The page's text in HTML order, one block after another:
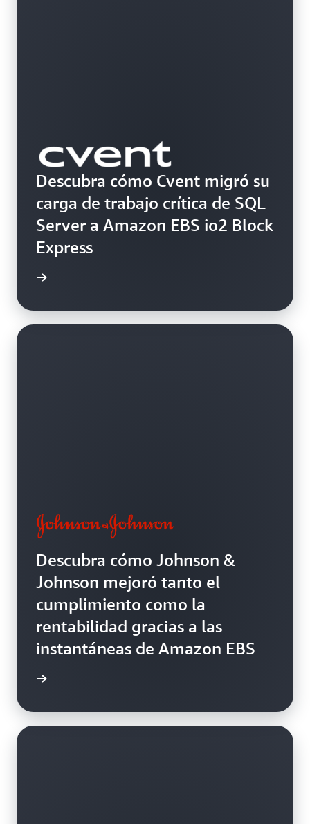
Descubra cómo Cvent migró su
carga de trabajo crítica de SQL
Server a Amazon EBS io2 Block
Express
Descubra cómo Johnson &
Johnson mejoró tanto el
cumplimiento como la
rentabilidad gracias a las
instantáneas de Amazon EBS